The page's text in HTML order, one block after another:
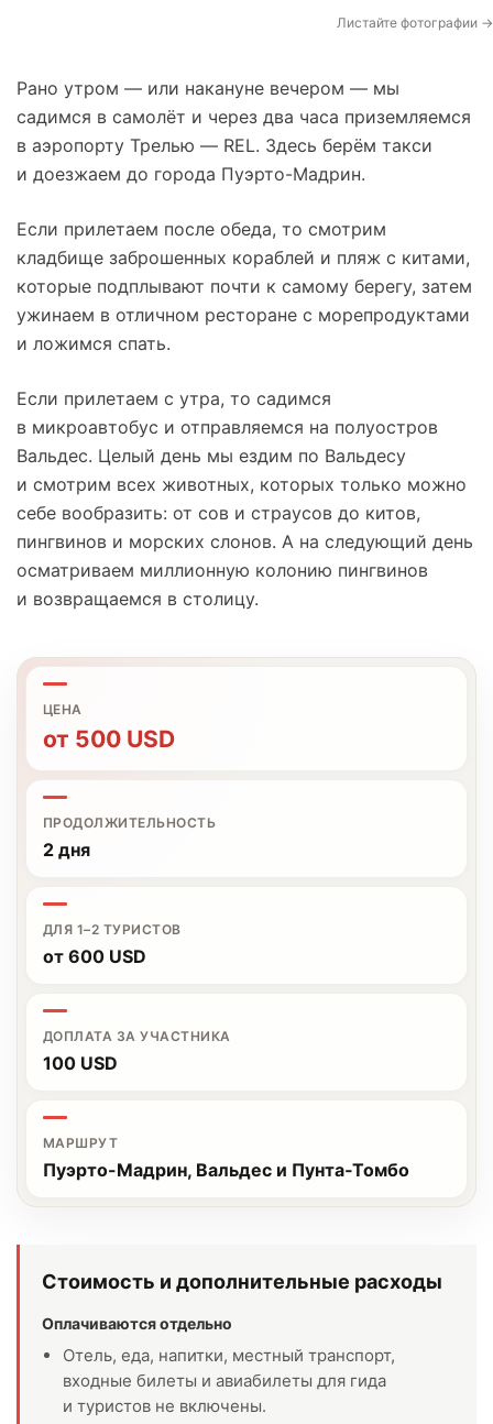
Листайте фотографии →
Рано утром — или накануне вечером — мы
садимся в самолёт и через два часа приземляемся
в аэропорту Трелью — REL. Здесь берём такси
и доезжаем до города Пуэрто-Мадрин.
Если прилетаем после обеда, то смотрим
кладбище заброшенных кораблей и пляж с китами,
которые подплывают почти к самому берегу, затем
ужинаем в отличном ресторане с морепродуктами
и ложимся спать.
Если прилетаем с утра, то садимся
в микроавтобус и отправляемся на полуостров
Вальдес. Целый день мы ездим по Вальдесу
и смотрим всех животных, которых только можно
себе вообразить: от сов и страусов до китов,
пингвинов и морских слонов. А на следующий день
осматриваем миллионную колонию пингвинов
и возвращаемся в столицу.
ЦЕНА
от 500 USD
ПРОДОЛЖИТЕЛЬНОСТЬ
2 дня
ДЛЯ 1–2 ТУРИСТОВ
от 600 USD
ДОПЛАТА ЗА УЧАСТНИКА
100 USD
МАРШРУТ
Пуэрто-Мадрин, Вальдес и Пунта‑Томбо
Стоимость и дополнительные расходы
Оплачиваются отдельно
Отель, еда, напитки, местный транспорт,
входные билеты и авиабилеты для гида
и туристов не включены.